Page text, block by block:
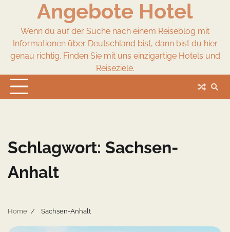
content
Angebote Hotel
Wenn du auf der Suche nach einem Reiseblog mit
Informationen über Deutschland bist, dann bist du hier
genau richtig. Finden Sie mit uns einzigartige Hotels und
Reiseziele.
Schlagwort: Sachsen-
Anhalt
Home Sachsen-Anhalt